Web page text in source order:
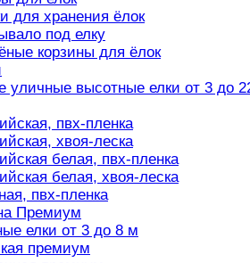
для хранения ёлок
под елку
корзины для ёлок
уличные высотные елки от 3 до
пвх-пленка
хвоя-леска
белая, пвх-пленка
белая, хвоя-леска
пвх-пленка
Премиум
елки от 3 до 8 м
премиум